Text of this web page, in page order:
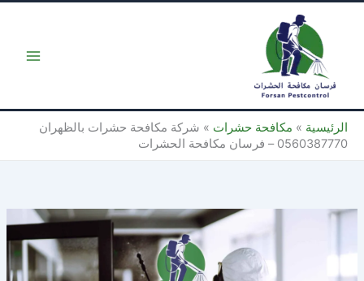
المحتوى
الرئيسية » مكافحة حشرات » شركة مكافحة حشرات بالظهران
0560387770 – فرسان مكافحة الحشرات